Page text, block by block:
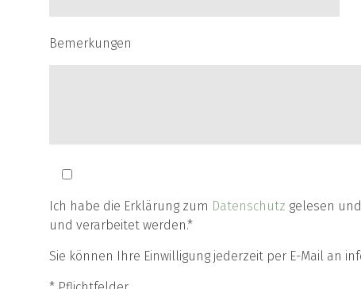
Bemerkungen
Ich habe die Erklärung zum Datenschutz gelesen
und verarbeitet werden.*
Sie können Ihre Einwilligung jederzeit per E-Mail an